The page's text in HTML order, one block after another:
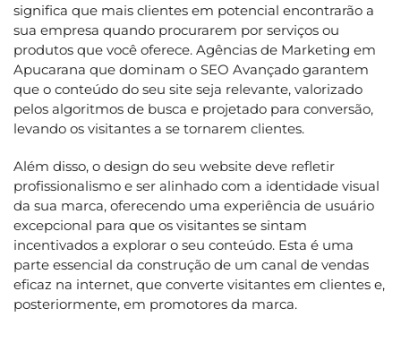
significa que mais clientes em potencial encontrarão a
sua empresa quando procurarem por serviços ou
produtos que você oferece. Agências de Marketing em
Apucarana que dominam o SEO Avançado garantem
que o conteúdo do seu site seja relevante, valorizado
pelos algoritmos de busca e projetado para conversão,
levando os visitantes a se tornarem clientes.
Além disso, o design do seu website deve refletir
profissionalismo e ser alinhado com a identidade visual
da sua marca, oferecendo uma experiência de usuário
excepcional para que os visitantes se sintam
incentivados a explorar o seu conteúdo. Esta é uma
parte essencial da construção de um canal de vendas
eficaz na internet, que converte visitantes em clientes e,
posteriormente, em promotores da marca.